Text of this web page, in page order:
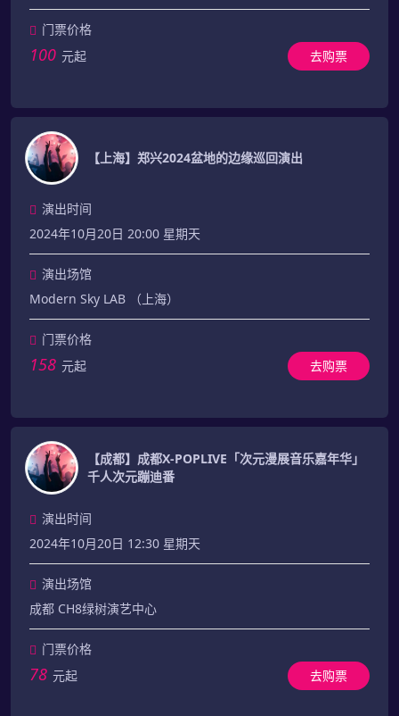
门票价格
100 元起 去购票
【上海】郑兴2024盆地的边缘巡回演出
演出时间
2024年10月20日 20:00 星期天
演出场馆
Modern Sky LAB （上海）
门票价格
158 元起 去购票
【成都】成都X-POPLIVE「次元漫展音乐嘉年华」
千人次元蹦迪番
演出时间
2024年10月20日 12:30 星期天
演出场馆
成都 CH8绿树演艺中心
门票价格
78 元起 去购票